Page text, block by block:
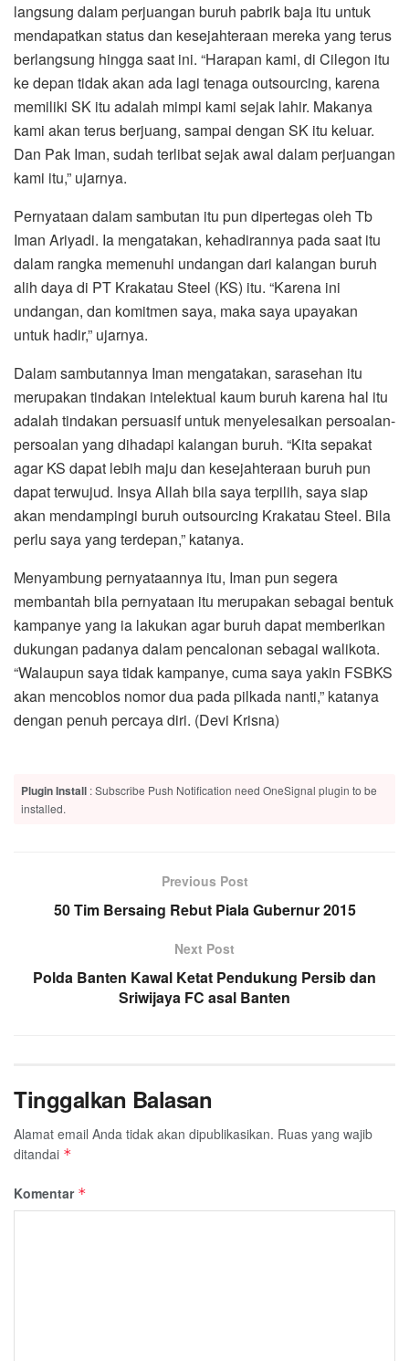
langsung dalam perjuangan buruh pabrik baja itu untuk
mendapatkan status dan kesejahteraan mereka yang terus
berlangsung hingga saat ini. “Harapan kami, di Cilegon itu
ke depan tidak akan ada lagi tenaga outsourcing, karena
memiliki SK itu adalah mimpi kami sejak lahir. Makanya
kami akan terus berjuang, sampai dengan SK itu keluar.
Dan Pak Iman, sudah terlibat sejak awal dalam perjuangan
kami itu,” ujarnya.
Pernyataan dalam sambutan itu pun dipertegas oleh Tb
Iman Ariyadi. Ia mengatakan, kehadirannya pada saat itu
dalam rangka memenuhi undangan dari kalangan buruh
alih daya di PT Krakatau Steel (KS) itu. “Karena ini
undangan, dan komitmen saya, maka saya upayakan
untuk hadir,” ujarnya.
Dalam sambutannya Iman mengatakan, sarasehan itu
merupakan tindakan intelektual kaum buruh karena hal itu
adalah tindakan persuasif untuk menyelesaikan persoalan-
persoalan yang dihadapi kalangan buruh. “Kita sepakat
agar KS dapat lebih maju dan kesejahteraan buruh pun
dapat terwujud. Insya Allah bila saya terpilih, saya siap
akan mendampingi buruh outsourcing Krakatau Steel. Bila
perlu saya yang terdepan,” katanya.
Menyambung pernyataannya itu, Iman pun segera
membantah bila pernyataan itu merupakan sebagai bentuk
kampanye yang ia lakukan agar buruh dapat memberikan
dukungan padanya dalam pencalonan sebagai walikota.
“Walaupun saya tidak kampanye, cuma saya yakin FSBKS
akan mencoblos nomor dua pada pilkada nanti,” katanya
dengan penuh percaya diri. (Devi Krisna)
Plugin Install : Subscribe Push Notification need OneSignal plugin to be
installed.
Previous Post
50 Tim Bersaing Rebut Piala Gubernur 2015
Next Post
Polda Banten Kawal Ketat Pendukung Persib dan
Sriwijaya FC asal Banten
Tinggalkan Balasan
Alamat email Anda tidak akan dipublikasikan. Ruas yang wajib
ditandai *
Komentar *